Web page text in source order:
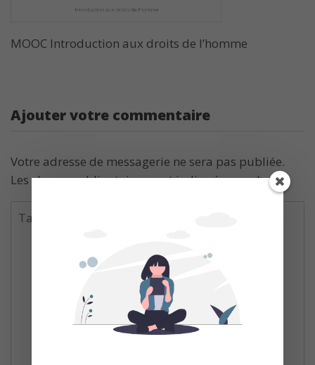
MOOC Introduction aux droits de l’homme
Ajouter votre commentaire
Votre adresse de messagerie ne sera pas publiée.
Les champs obligatoires sont indiqués avec*